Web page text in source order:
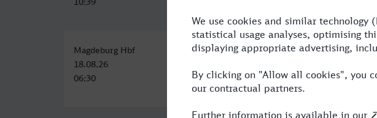
Magdeburg Hbf
18.08.26
06:30
Velbert-Neviges
12:24
5:54